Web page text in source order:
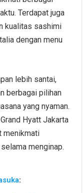
Terdapat juga
kualitas sashimi
dengan menu
lebih santai,
berbagai pilihan
yang nyaman.
Hyatt Jakarta
menikmati
menginap.
: